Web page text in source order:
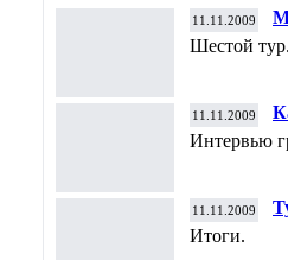
11.11.2009
Шестой
11.11.2009
Интервью
11.11.2009
Итоги.